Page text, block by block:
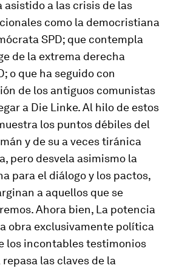
asistido a las crisis de las
como la democristiana
SPD; que contempla
de la extrema derecha
o que ha seguido con
de los antiguos comunistas
a Die Linke. Al hilo de estos
los puntos débiles del
y de su a veces tiránica
pero desvela asimismo la
para el diálogo y los pactos,
a aquellos que se
Ahora bien, La potencia
obra exclusivamente política
los incontables testimonios
las claves de la